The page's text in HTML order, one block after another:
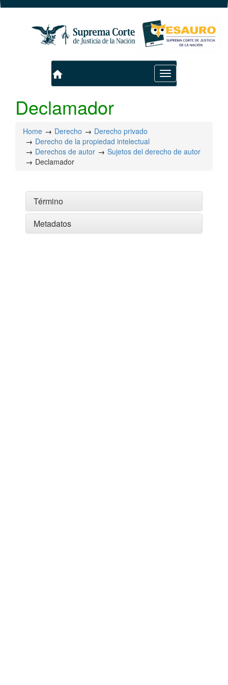
Toggle
navigation
home
Declamador
Home Derecho
Derecho privado
Derecho de la propiedad intelectual
Derechos de autor
Sujetos del derecho de autor
Declamador
Término
Metadatos